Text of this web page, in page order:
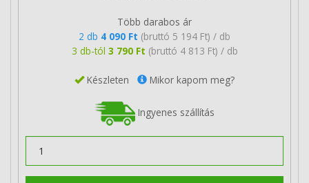
Több darabos ár
2 db 4 090 Ft (bruttó 5 194 Ft) / db
3 db-tól 3 790 Ft (bruttó 4 813 Ft) / db
Készleten Mikor kapom meg?
Ingyenes szállítás